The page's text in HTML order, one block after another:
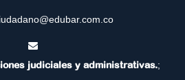
judiciales y administrativas.;